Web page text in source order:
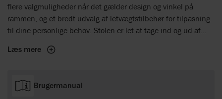
flere valgmuligheder når det gælder design og vinkel på
rammen, og et bredt udvalg af letvægtstilbehør for tilpasning
til dine personlige behov. Stolen er let at tage ind og ud af
Læs mere
Brugermanual